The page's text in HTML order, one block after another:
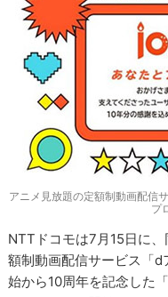
アニメ見放題の定額制動画配信
プ
NTTドコモは7月15日に
額制動画配信サービス「
始から10周年を記念した